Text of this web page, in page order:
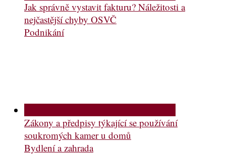
Jak správně vystavit fakturu? Náležitosti a
nejčastější chyby OSVČ
Podnikání
Zákony a předpisy týkající se používání
soukromých kamer u domů
Bydlení a zahrada